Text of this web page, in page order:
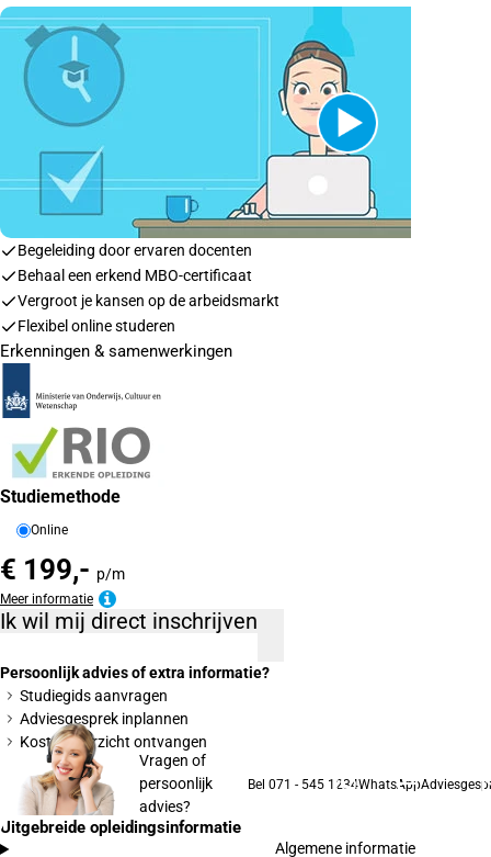
Begeleiding door ervaren docenten
Behaal een erkend MBO-certificaat
Vergroot je kansen op de arbeidsmarkt
Flexibel online studeren
Erkenningen & samenwerkingen
Studiemethode
Online
€ 199,- p/m
Meer informatie
Ik wil mij direct inschrijven
Persoonlijk advies of extra informatie?
Studiegids aanvragen
Adviesgesprek inplannen
Kostenoverzicht ontvangen
Vragen of
persoonlijk
advies?
Bel 071 - 545 1234WhatsApp
Uitgebreide opleidingsinformatie
Algemene informatie